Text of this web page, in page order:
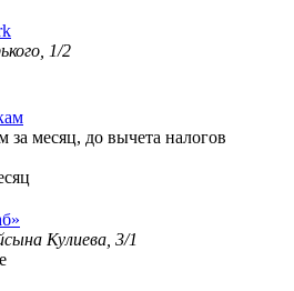
1/2
за месяц, до вычета налогов
Кулиева, 3/1